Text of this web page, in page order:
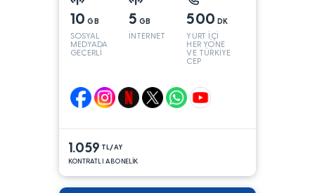
10 GB
SOSYAL
MEDYADA
GEÇERLİ
5 GB
İNTERNET
500 DK
YURT İÇİ
HER YÖNE
VE TÜRKİYE
CEP
1.059 TL/AY
KONTRATLI ABONELİK